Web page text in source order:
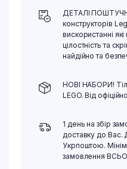
ДЕТАЛІ
конструкторів
вискористанні
цілостність та
найдійно та
НОВІ НАБОРИ!
LEGO. Від
1 день на збір
доставку до
Укрпоштою.
замовлення